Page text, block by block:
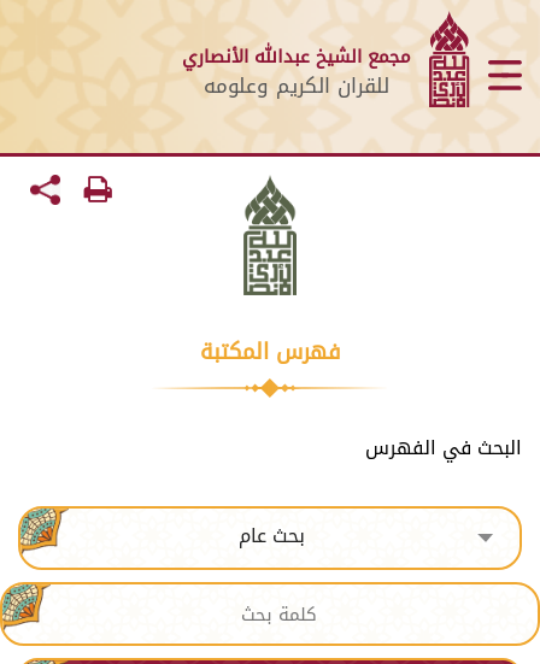
مجمع الشيخ عبدالله الأنصاري
للقران الكريم وعلومه
فهرس المكتبة
البحث في الفهرس
بحث عام